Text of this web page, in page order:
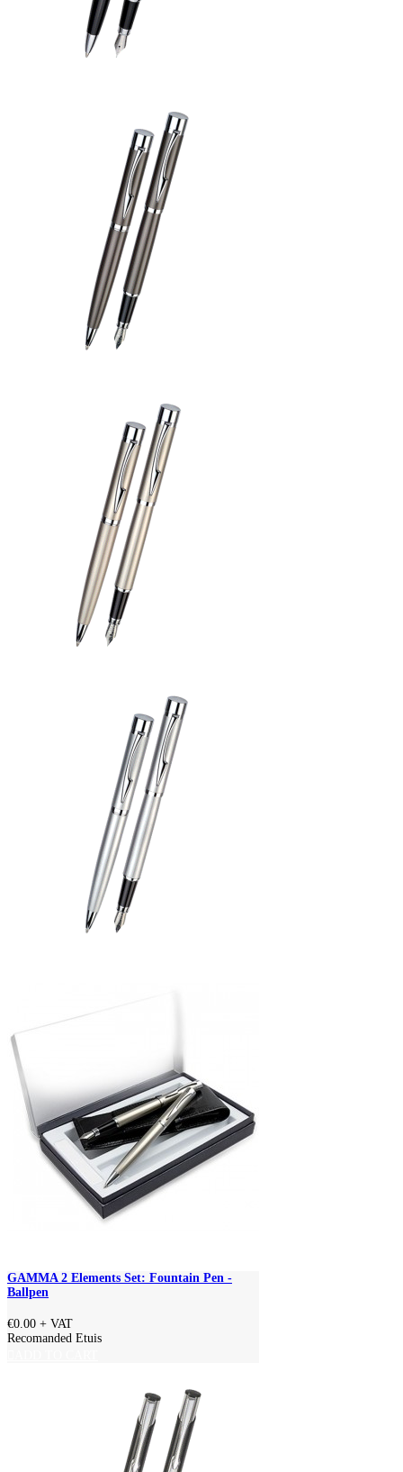
GAMMA 2 Elements Set: Fountain Pen -
Ballpen
€0.00 + VAT
Recomanded Etuis